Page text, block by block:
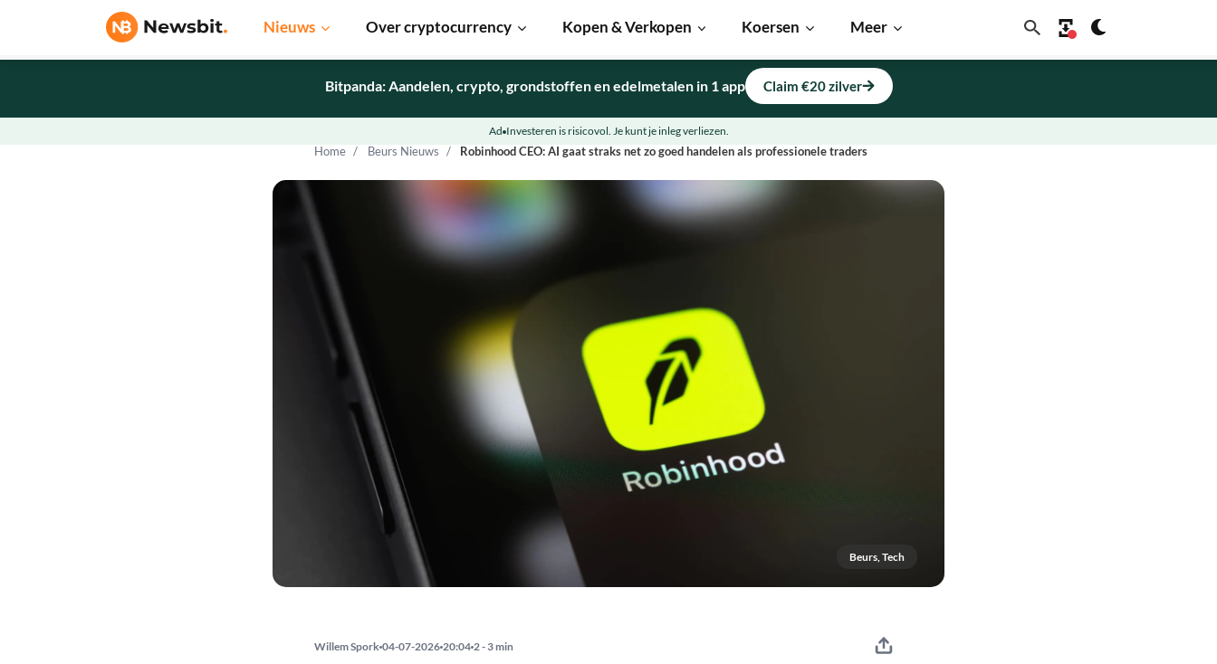
Nieuws Over cryptocurrency Kopen & Verkopen Koersen Meer
Home Beurs Nieuws Robinhood CEO: AI gaat straks net zo goed handelen als professionele traders
Beurs, Tech
Bitpanda: Aandelen, crypto, grondstoffen en edelmetalen in 1 app Claim €20 zilver
Ad Investeren is risicovol. Je kunt je inleg verliezen.
Willem Spork 04-07-2026 20:04 2 - 3 min